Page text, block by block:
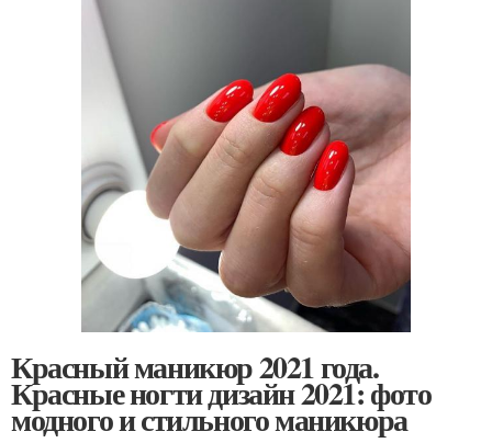
Красный маникюр 2021 года.
Красные ногти дизайн 2021: фото
модного и стильного маникюра